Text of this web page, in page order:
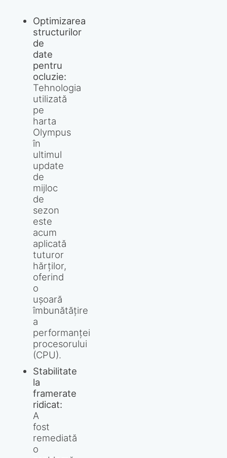
Optimizarea
structurilor
de
date
pentru
ocluzie:
Tehnologia
utilizată
pe
harta
Olympus
în
ultimul
update
de
mijloc
de
sezon
este
acum
aplicată
tuturor
hărților,
oferind
o
ușoară
îmbunătățire
a
performanței
procesorului
(CPU).
Stabilitate
la
framerate
ridicat:
A
fost
remediată
o